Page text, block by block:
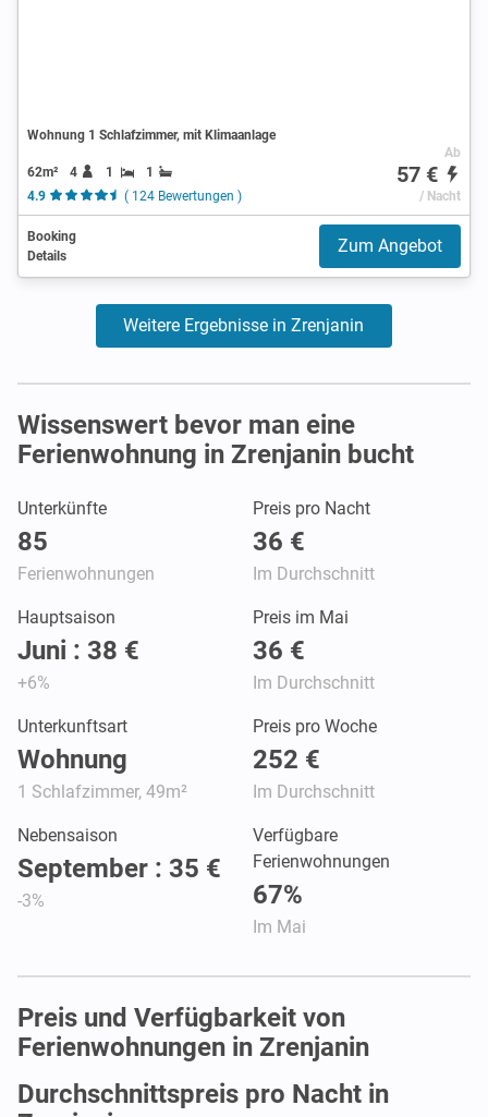
Wohnung 1 Schlafzimmer, mit Klimaanlage
62m² 4 1
1
4.9
( 124 Bewertungen )
Ab
57 €
/ Nacht
Booking
Details
Zum Angebot
Weitere Ergebnisse in Zrenjanin
Wissenswert bevor man eine
Ferienwohnung in Zrenjanin bucht
Unterkünfte
85
Ferienwohnungen
Preis pro Nacht
36 €
Im Durchschnitt
Hauptsaison
Juni : 38 €
+6%
Preis im Mai
36 €
Im Durchschnitt
Unterkunftsart
Wohnung
1 Schlafzimmer, 49m²
Preis pro Woche
252 €
Im Durchschnitt
Nebensaison
September : 35 €
-3%
Verfügbare
Ferienwohnungen
67%
Im Mai
Preis und Verfügbarkeit von
Ferienwohnungen in Zrenjanin
Durchschnittspreis pro Nacht in